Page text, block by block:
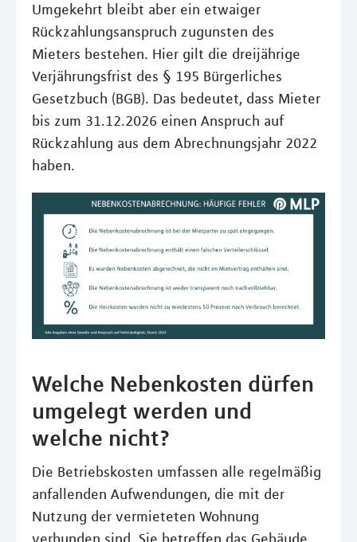
Umgekehrt bleibt aber ein etwaiger
Rückzahlungsanspruch zugunsten des
Mieters bestehen. Hier gilt die dreijährige
Verjährungsfrist des § 195 Bürgerliches
Gesetzbuch (BGB). Das bedeutet, dass Mieter
bis zum 31.12.2026 einen Anspruch auf
Rückzahlung aus dem Abrechnungsjahr 2022
haben.
Welche Nebenkosten dürfen
umgelegt werden und
welche nicht?
Die Betriebskosten umfassen alle regelmäßig
anfallenden Aufwendungen, die mit der
Nutzung der vermieteten Wohnung